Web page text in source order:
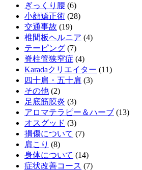
ぎっくり腰 (6)
小顔矯正術 (28)
交通事故 (19)
椎間板ヘルニア (4)
テーピング (7)
脊柱管狭窄症 (4)
Karadaクリエイター (11)
四十肩・五十肩 (3)
その他 (2)
足底筋膜炎 (3)
アロマテラピー＆ハーブ (13)
オスグッド (3)
損傷について (7)
肩こり (8)
身体について (14)
症状改善コース (7)